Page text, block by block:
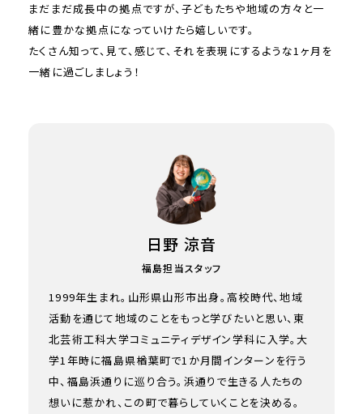
まだまだ成長中の拠点ですが、子どもたちや地域の方々と一
緒に豊かな拠点になっていけたら嬉しいです。
たくさん知って、見て、感じて、それを表現にするような1ヶ月を
一緒に過ごしましょう！
日野 涼音
福島担当スタッフ
1999年生まれ。山形県山形市出身。高校時代、地域
活動を通じて地域のことをもっと学びたいと思い、東
北芸術工科大学コミュニティデザイン学科に入学。大
学1年時に福島県楢葉町で1か月間インターンを行う
中、福島浜通りに巡り合う。浜通りで生きる人たちの
想いに惹かれ、この町で暮らしていくことを決める。